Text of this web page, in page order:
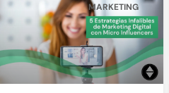
MARKETING